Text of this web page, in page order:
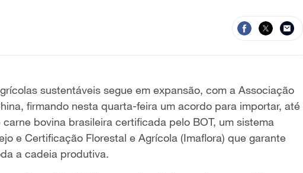
sustentáveis segue em expansão, com a Associação
firmando nesta quarta-feira um acordo para importar, até
bovina brasileira certificada pelo BOT, um sistema
e Certificação Florestal e Agrícola (Imaflora) que garante
a cadeia produtiva.